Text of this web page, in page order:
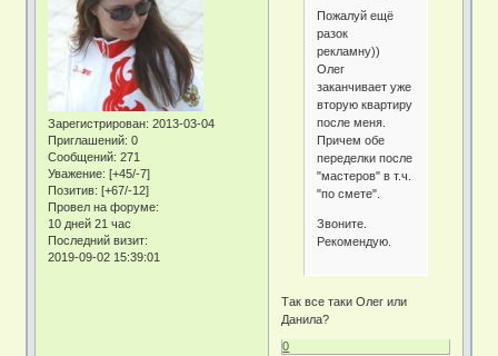
Зарегистрирован: 2013-03-04
Приглашений: 0
Сообщений: 271
Уважение: [+45/-7]
Позитив: [+67/-12]
Провел на форуме:
10 дней 21 час
Последний визит:
2019-09-02 15:39:01
Пожалуй ещё
разок
рекламну))
Олег
заканчивает уже
вторую квартиру
после меня.
Причем обе
переделки после
"мастеров" в т.ч.
"по смете".
Звоните.
Рекомендую.
Так все таки Олег или
Данила?
0